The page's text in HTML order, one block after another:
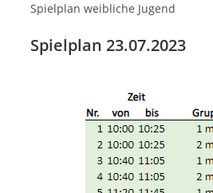
Spielplan weibliche Jugend
Spielplan 23.07.2023